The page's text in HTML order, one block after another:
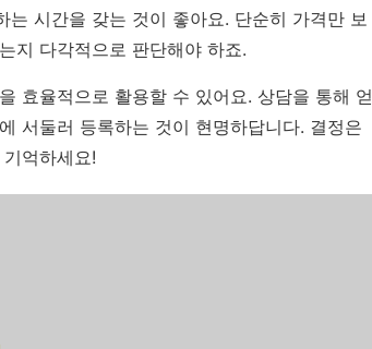
시간을 갖는 것이 좋아요. 단순히 가격만 보
지 다각적으로 판단해야 하죠.
효율적으로 활용할 수 있어요. 상담을 통해 얻
서둘러 등록하는 것이 현명하답니다. 결정은
억하세요!